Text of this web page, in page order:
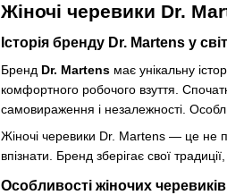
Жіночі черевики Dr.
Історія бренду Dr. Martens у
Бренд Dr. Martens має унікальну
комфортного робочого взуття.
самовираження і незалежності.
Жіночі черевики Dr. Martens — це не
впізнати. Бренд зберігає свої
Особливості жіночих